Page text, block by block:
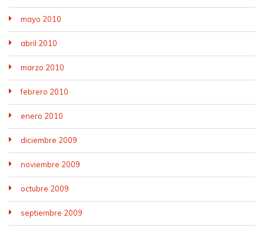
mayo 2010
abril 2010
marzo 2010
febrero 2010
enero 2010
diciembre 2009
noviembre 2009
octubre 2009
septiembre 2009